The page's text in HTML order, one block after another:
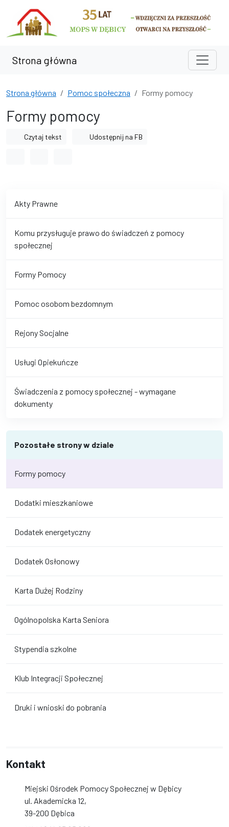
Przejdź do treści
Przejdź do wyszukiwarki
Strona główna
Strona główna Pomoc społeczna Formy pomocy
Formy pomocy
Czytaj tekst Udostępnij na FB
Akty Prawne
Komu przysługuje prawo do świadczeń z pomocy
społecznej
Formy Pomocy
Pomoc osobom bezdomnym
Rejony Socjalne
Usługi Opiekuńcze
Świadczenia z pomocy społecznej - wymagane
dokumenty
Pozostałe strony w dziale
Formy pomocy
Dodatki mieszkaniowe
Dodatek energetyczny
Dodatek Osłonowy
Karta Dużej Rodziny
Ogólnopolska Karta Seniora
Stypendia szkolne
Klub Integracji Społecznej
Druki i wnioski do pobrania
Kontakt
Miejski Ośrodek Pomocy Społecznej w Dębicy
ul. Akademicka 12,
39-200 Dębica